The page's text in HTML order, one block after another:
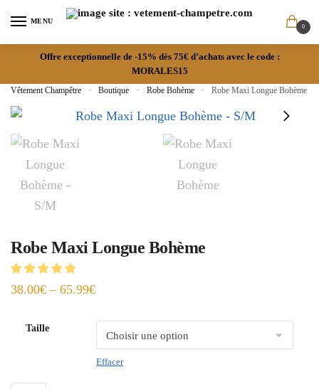
MENU
0
Offre exceptionnelle de -15% dès 75€ d’achats avec le code :
MORALES15
Vêtement Champêtre » Boutique » Robe Bohème » Robe Maxi Longue Bohème
Robe Maxi Longue Bohème
38.00€ – 65.99€
Taille
Effacer